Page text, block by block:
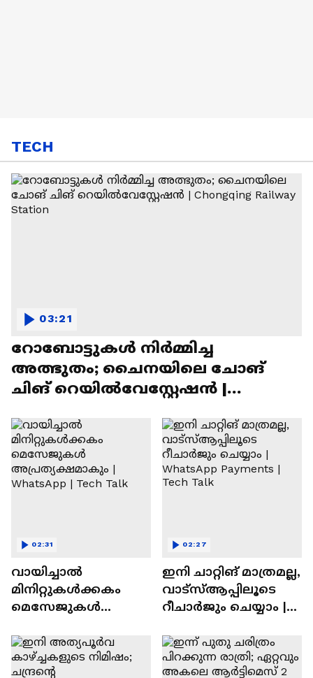
TECH
റോബോട്ടുകൾ നിർമ്മിച്ച
അത്ഭുതം; ചൈനയിലെ ചോങ്
ചിങ് റെയിൽവേസ്റ്റേഷൻ |
03:21
വായിച്ചാൽ
മിനിറ്റുകൾക്കകം
മെസേജുകള്‍
WhatsApp | Tech Talk
02:31
ഇനി ചാറ്റിങ് മാത്രമല്ല,
വാട്‌സ്‌ആപ്പിലൂടെ
റീചാർജും ചെയ്യാം |
Tech Talk
02:27